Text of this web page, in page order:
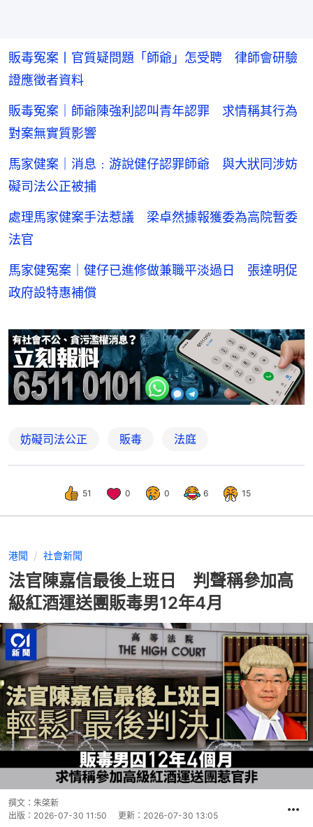
販毒冤案丨官質疑問題「師爺」怎受聘 律師會研驗
證應徵者資料
販毒冤案｜師爺陳強利認叫青年認罪 求情稱其行為
對案無實質影響
馬家健案｜消息﹕游說健仔認罪師爺 與大狀同涉妨
礙司法公正被捕
處理馬家健案手法惹議 梁卓然據報獲委為高院暫委
法官
馬家健冤案｜健仔已進修做兼職平淡過日 張達明促
政府設特惠補償
妨礙司法公正 販毒 法庭
51 0 0 6 15
港聞 社會新聞
法官陳嘉信最後上班日 判聲稱參加高
級紅酒運送團販毒男12年4月
撰文： 朱棨新
出版： 2026-07-30 11:50 更新： 2026-07-30 13:05